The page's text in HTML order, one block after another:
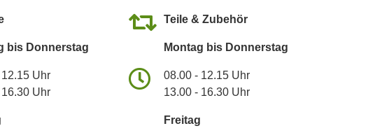
bis Donnerstag
Uhr
Uhr
Teile & Zubehör
Montag bis Donnerstag
08.00 - 12.15 Uhr
13.00 - 16.30 Uhr
Freitag